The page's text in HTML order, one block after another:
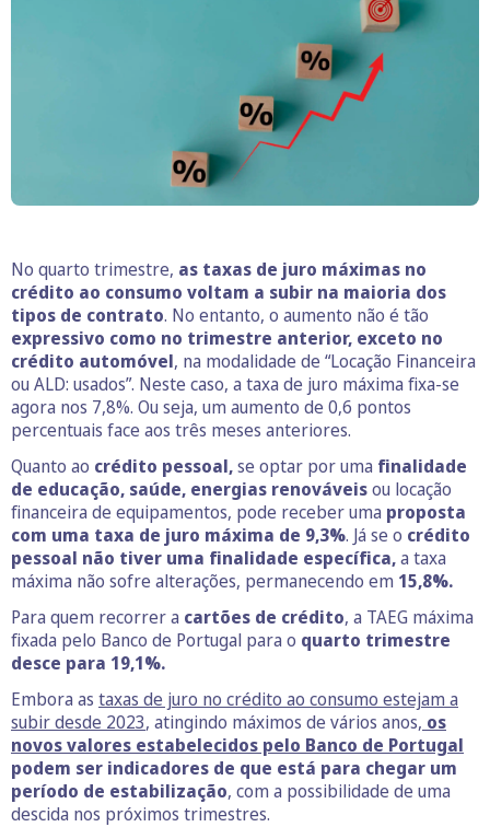
No quarto trimestre, as taxas de juro máximas no
crédito ao consumo voltam a subir na maioria dos
tipos de contrato. No entanto, o aumento não é tão
expressivo como no trimestre anterior, exceto no
crédito automóvel, na modalidade de “Locação Financeira
ou ALD: usados”. Neste caso, a taxa de juro máxima fixa-se
agora nos 7,8%. Ou seja, um aumento de 0,6 pontos
percentuais face aos três meses anteriores.
Quanto ao crédito pessoal,se optar por uma finalidade
de educação, saúde, energias renováveisou locação
financeira de equipamentos, pode receber uma proposta
com uma taxa de juro máxima de 9,3%. Já se o crédito
pessoal não tiver uma finalidade específica,a taxa
máxima não sofre alterações, permanecendo em 15,8%.
Para quem recorrer a cartões de crédito, a TAEG máxima
fixada pelo Banco de Portugal para o quarto trimestre
desce para 19,1%.
Embora as taxas de juro no crédito ao consumo estejam a
subir desde 2023, atingindo máximos de vários anos, os
novos valores estabelecidos pelo Banco de Portugal
podem ser indicadores de que está para chegar um
período de estabilização, com a possibilidade de uma
descida nos próximos trimestres.